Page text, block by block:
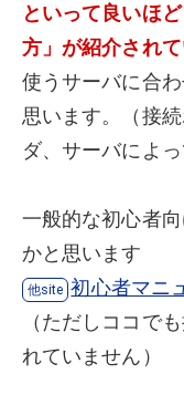
といって良いほ
方」が紹介され
使うサーバに合
思います。（接
ダ、サーバによっ
一般的な初心者
かと思います
初心者マニ
（ただしココで
れていません）